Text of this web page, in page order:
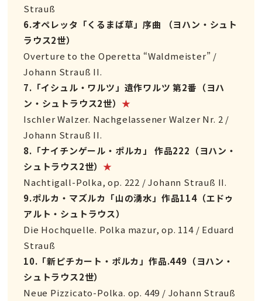
Strauß
6.オペレッタ「くるまば草」序曲 （ヨハン・シュト
ラウス2世）
Overture to the Operetta “Waldmeister” /
Johann Strauß II.
7.「イシュル・ワルツ」遺作ワルツ 第2番（ヨハ
ン・シュトラウス2世） ★
Ischler Walzer. Nachgelassener Walzer Nr. 2 /
Johann Strauß II.
8.「ナイチンゲール・ポルカ」 作品222（ヨハン・
シュトラウス2世） ★
Nachtigall-Polka, op. 222 / Johann Strauß II.
9.ポルカ・マズルカ「山の湧水」作品114（エドゥ
アルト・シュトラウス）
Die Hochquelle. Polka mazur, op. 114 / Eduard
Strauß
10.「新ピチカート・ポルカ」作品.449（ヨハン・
シュトラウス2世）
Neue Pizzicato-Polka. op. 449 / Johann Strauß